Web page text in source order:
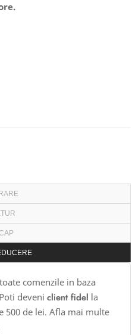
comenzile in baza
deveni client fidel la
500 de lei. Afla mai multe